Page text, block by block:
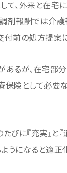
て、外来と在
剤報酬では介
付前の処方提
るが、在宅部
保険として必
びに『充実』
になると適正